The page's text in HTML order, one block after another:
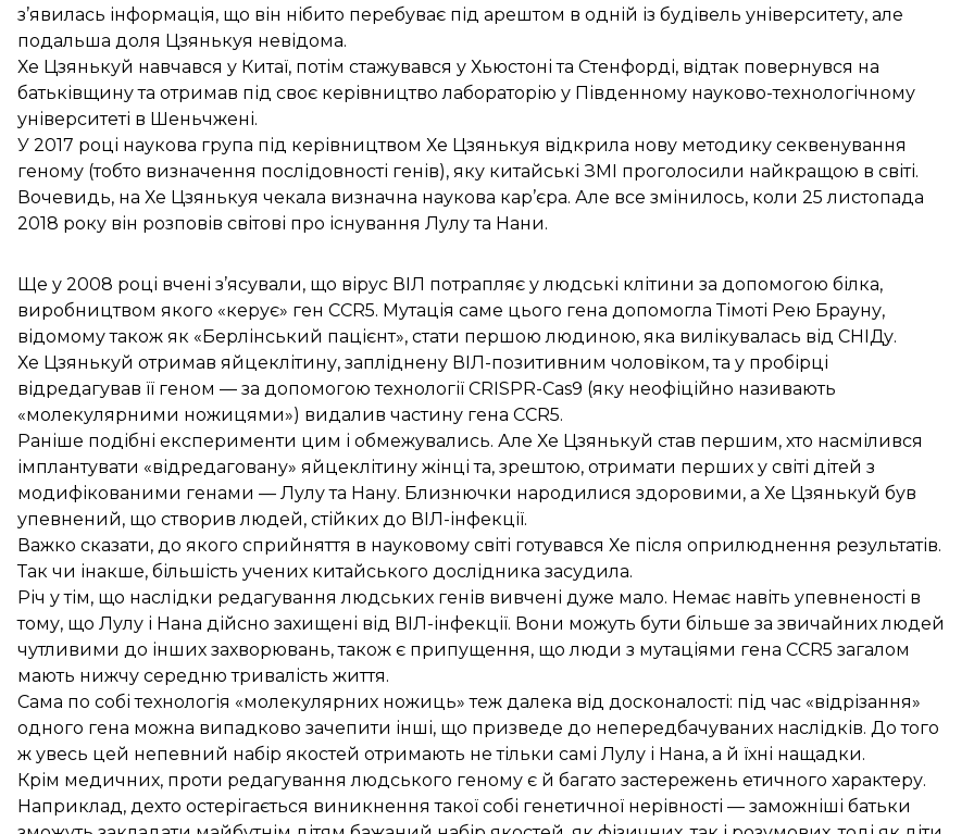
з’явилась інформація, що він нібито перебуває під арештом в одній із будівель університету, але
подальша доля Цзянькуя невідома.
Хе Цзянькуй навчався у Китаї, потім стажувався у Хьюстоні та Стенфорді, відтак повернувся на
батьківщину та отримав під своє керівництво лабораторію у Південному науково-технологічному
університеті в Шеньчжені.
У 2017 році наукова група під керівництвом Хе Цзянькуя відкрила нову методику секвенування
геному (тобто визначення послідовності генів), яку китайські ЗМІ проголосили найкращою в світі.
Вочевидь, на Хе Цзянькуя чекала визначна наукова кар’єра. Але все змінилось, коли 25 листопада
2018 року він розповів світові про існування Лулу та Нани.
Ще у 2008 році вчені з’ясували, що вірус ВІЛ потрапляє у людські клітини за допомогою білка,
виробництвом якого «керує» ген CCR5. Мутація саме цього гена допомогла Тімоті Рею Брауну,
відомому також як «Берлінський пацієнт», стати першою людиною, яка вилікувалась від СНІДу.
Хе Цзянькуй отримав яйцеклітину, запліднену ВІЛ-позитивним чоловіком, та у пробірці
відредагував її геном — за допомогою технології CRISPR-Cas9 (яку неофіційно називають
«молекулярними ножицями») видалив частину гена CCR5.
Раніше подібні експерименти цим і обмежувались. Але Хе Цзянькуй став першим, хто насмілився
імплантувати «відредаговану» яйцеклітину жінці та, зрештою, отримати перших у світі дітей з
модифікованими генами — Лулу та Нану. Близнючки народилися здоровими, а Хе Цзянькуй був
упевнений, що створив людей, стійких до ВІЛ-інфекції.
Важко сказати, до якого сприйняття в науковому світі готувався Хе після оприлюднення результатів.
Так чи інакше, більшість учених китайського дослідника засудила.
Річ у тім, що наслідки редагування людських генів вивчені дуже мало. Немає навіть упевненості в
тому, що Лулу і Нана дійсно захищені від ВІЛ-інфекції. Вони можуть бути більше за звичайних людей
чутливими до інших захворювань, також є припущення, що люди з мутаціями гена CCR5 загалом
мають нижчу середню тривалість життя.
Сама по собі технологія «молекулярних ножиць» теж далека від досконалості: під час «відрізання»
одного гена можна випадково зачепити інші, що призведе до непередбачуваних наслідків. До того
ж увесь цей непевний набір якостей отримають не тільки самі Лулу і Нана, а й їхні нащадки.
Крім медичних, проти редагування людського геному є й багато застережень етичного характеру.
Наприклад, дехто остерігається виникнення такої собі генетичної нерівності — заможніші батьки